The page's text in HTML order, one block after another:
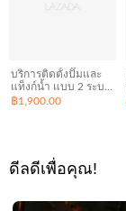
บริการติดตั้งปั๊มและ
แท็งก์น้ำ แบบ 2 ระบบ
โดย vFIX ช่างมือหนึ่ง
฿1,900.00
ดีลดีเพื่อคุณ!